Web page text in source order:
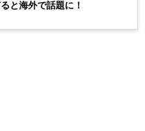
と海外で話題に！